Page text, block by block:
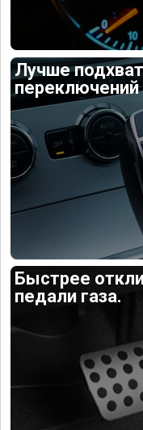
Лучше
Быстрее
педали газа.